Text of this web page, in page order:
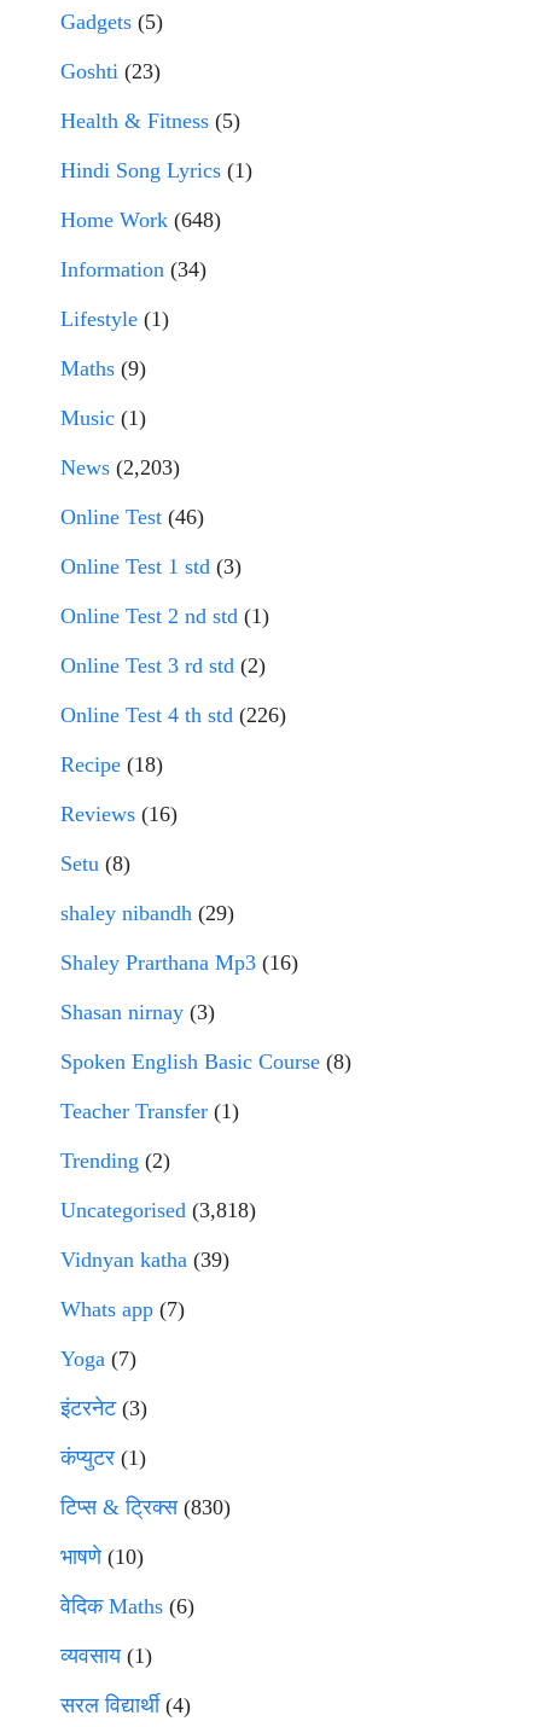
Gadgets (5)
Goshti (23)
Health & Fitness (5)
Hindi Song Lyrics (1)
Home Work (648)
Information (34)
Lifestyle (1)
Maths (9)
Music (1)
News (2,203)
Online Test (46)
Online Test 1 std (3)
Online Test 2 nd std (1)
Online Test 3 rd std (2)
Online Test 4 th std (226)
Recipe (18)
Reviews (16)
Setu (8)
shaley nibandh (29)
Shaley Prarthana Mp3 (16)
Shasan nirnay (3)
Spoken English Basic Course (8)
Teacher Transfer (1)
Trending (2)
Uncategorised (3,818)
Vidnyan katha (39)
Whats app (7)
Yoga (7)
इंटरनेट(3)
कंप्युटर (1)
टिप्स & ट्रिक्स(830)
भाषणे(10)
वेदिक Maths (6)
व्यवसाय(1)
सरल विद्यार्थी(4)